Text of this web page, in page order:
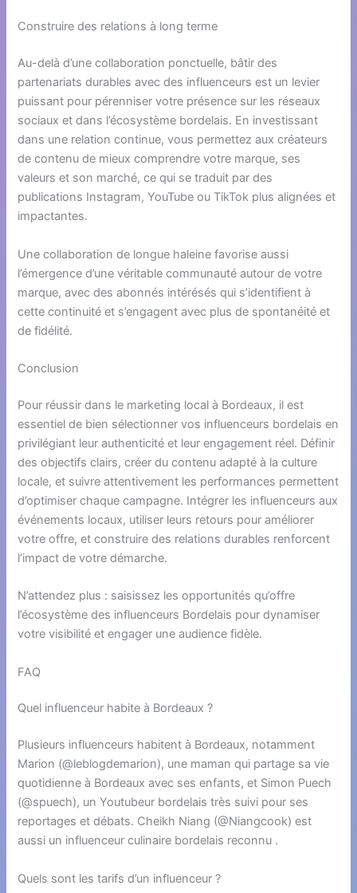
Construire des relations à long terme
Au-delà d’une collaboration ponctuelle, bâtir des
partenariats durables avec des influenceurs est un levier
puissant pour pérenniser votre présence sur les réseaux
sociaux et dans l’écosystème bordelais. En investissant
dans une relation continue, vous permettez aux créateurs
de contenu de mieux comprendre votre marque, ses
valeurs et son marché, ce qui se traduit par des
publications Instagram, YouTube ou TikTok plus alignées et
impactantes.
Une collaboration de longue haleine favorise aussi
l’émergence d’une véritable communauté autour de votre
marque, avec des abonnés intérésés qui s’identifient à
cette continuité et s’engagent avec plus de spontanéité et
de fidélité.
Conclusion
Pour réussir dans le marketing local à Bordeaux, il est
essentiel de bien sélectionner vos influenceurs bordelais en
privilégiant leur authenticité et leur engagement réel. Définir
des objectifs clairs, créer du contenu adapté à la culture
locale, et suivre attentivement les performances permettent
d’optimiser chaque campagne. Intégrer les influenceurs aux
événements locaux, utiliser leurs retours pour améliorer
votre offre, et construire des relations durables renforcent
l’impact de votre démarche.
N’attendez plus : saisissez les opportunités qu’offre
l’écosystème des influenceurs Bordelais pour dynamiser
votre visibilité et engager une audience fidèle.
FAQ
Quel influenceur habite à Bordeaux ?
Plusieurs influenceurs habitent à Bordeaux, notamment
Marion (@leblogdemarion), une maman qui partage sa vie
quotidienne à Bordeaux avec ses enfants, et Simon Puech
(@spuech), un Youtubeur bordelais très suivi pour ses
reportages et débats. Cheikh Niang (@Niangcook) est
aussi un influenceur culinaire bordelais reconnu .
Quels sont les tarifs d’un influenceur ?